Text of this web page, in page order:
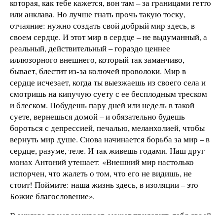
которая, как тебе кажется, вон там – за границами гетто
или анклава. Но лучше гнать прочь такую тоску,
отчаяние: нужно создать свой добрый мир здесь, в
своем сердце. И этот мир в сердце – не выдуманный, а
реальный, действительный – гораздо ценнее
иллюзорного внешнего, который так заманчиво,
бывает, блестит из-за колючей проволоки. Мир в
сердце исчезает, когда ты выезжаешь из своего села и
смотришь на кипучую суету с ее бесплодным треском
и блеском. Побудешь пару дней или недель в такой
суете, вернешься домой – и обязательно будешь
бороться с депрессией, печалью, меланхолией, чтобы
вернуть мир душе. Снова начинается борьба за мир – в
сердце, разуме, теле. И так живешь годами. Наш друг
монах Антоний утешает: «Внешний мир настолько
испорчен, что жалеть о том, что его не видишь, не
стоит! Поймите: наша жизнь здесь, в изоляции – это
Божие благословение».